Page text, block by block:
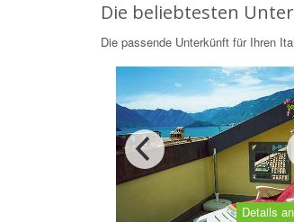
Die beliebtesten
Die passende Unterkünft für Ihren
Details